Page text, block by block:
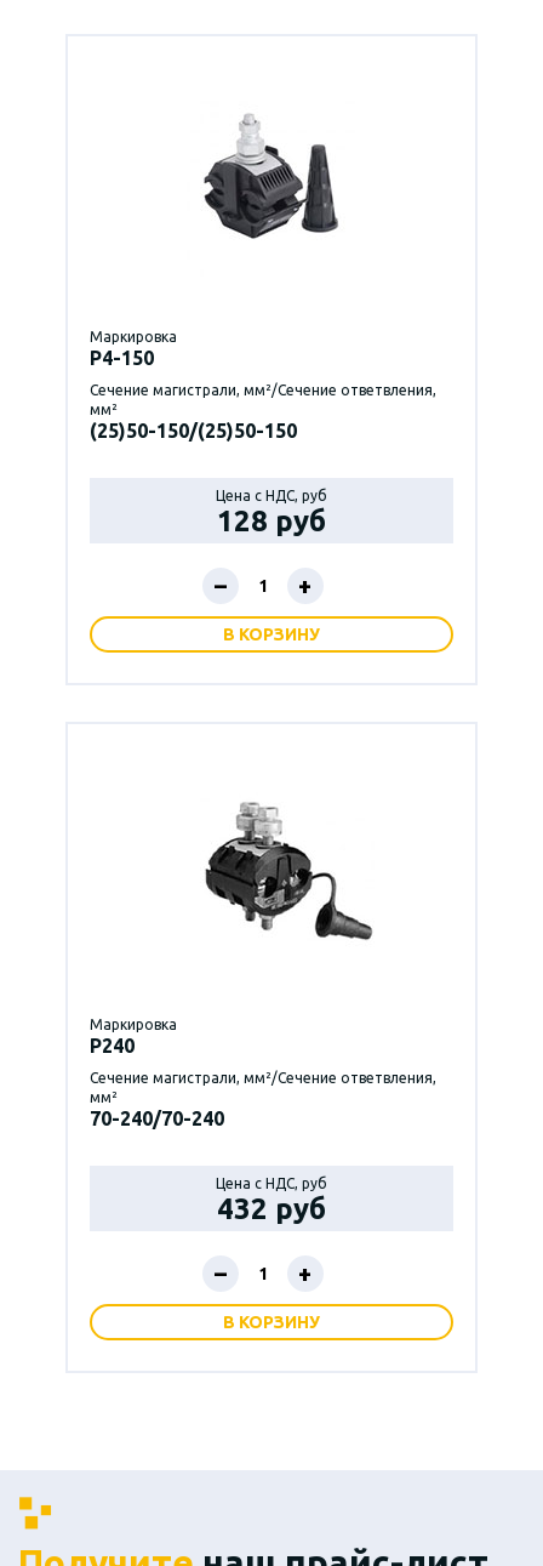
Маркировка
P4-150
Сечение магистрали, мм²/Сечение ответвления,
мм²
(25)50-150/(25)50-150
Цена с НДС, руб
128 руб
– +
В КОРЗИНУ
Маркировка
P240
Сечение магистрали, мм²/Сечение ответвления,
мм²
70-240/70-240
Цена с НДС, руб
432 руб
– +
В КОРЗИНУ